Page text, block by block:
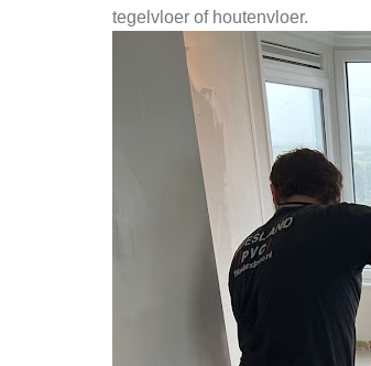
tegelvloer of houtenvloer.